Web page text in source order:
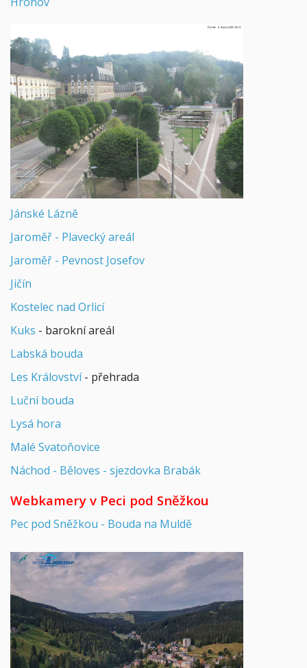
Jánské Lázně
Jaroměř - Plavecký areál
Jaroměř - Pevnost Josefov
Jičín
Kostelec nad Orlicí
Kuks - barokní areál
Labská bouda
Les Království- přehrada
Luční bouda
Lysá hora
Malé Svatoňovice
Náchod - Běloves - sjezdovka Brabák
Webkamery v Peci pod Sněžkou
Pec pod Sněžkou - Bouda na Muldě